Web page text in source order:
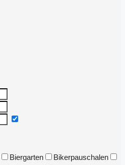
Biergarten
Bikerpauschalen